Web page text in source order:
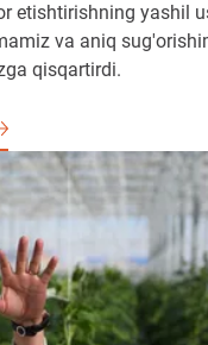
etishtirishning yashil
va aniq
qisqartirdi.